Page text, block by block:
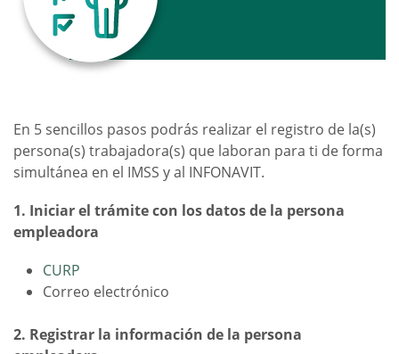
Pasos para realizar
En 5 sencillos pasos podrás realizar el registro de la(s)
persona(s) trabajadora(s) que laboran para ti de forma
simultánea en el IMSS y al INFONAVIT.
1. Iniciar el trámite con los datos de la persona
empleadora
CURP
Correo electrónico
2. Registrar la información de la persona